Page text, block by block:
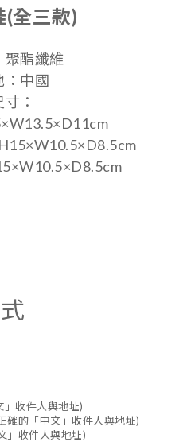
(全三款)
聚酯纖維
：中國
寸：
收件人與地址)
確的「中文」收件人與地址)
」收件人與地址)